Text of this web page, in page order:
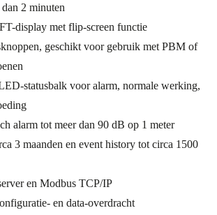
2 minuten
display met flip-screen functie
geschikt voor gebruik met PBM of
statusbalk voor alarm, normale werking,
alarm tot meer dan 90 dB op 1 meter
3 maanden en event history tot circa 1500
en Modbus TCP/IP
en data-overdracht